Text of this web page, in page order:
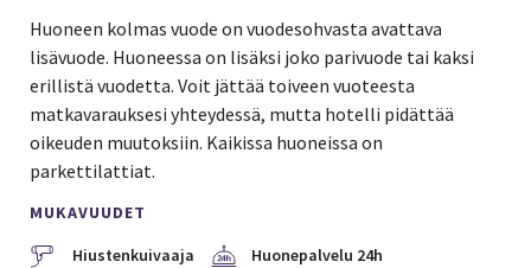
Huoneen kolmas vuode on vuodesohvasta avattava
lisävuode. Huoneessa on lisäksi joko parivuode tai kaksi
erillistä vuodetta. Voit jättää toiveen vuoteesta
matkavarauksesi yhteydessä, mutta hotelli pidättää
oikeuden muutoksiin. Kaikissa huoneissa on
parkettilattiat.
MUKAVUUDET
Hiustenkuivaaja
Huonepalvelu 24h